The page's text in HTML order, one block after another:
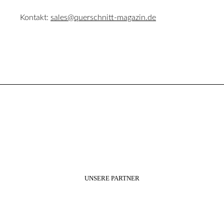
Kontakt: sales@querschnitt-magazin.de
UNSERE PARTNER